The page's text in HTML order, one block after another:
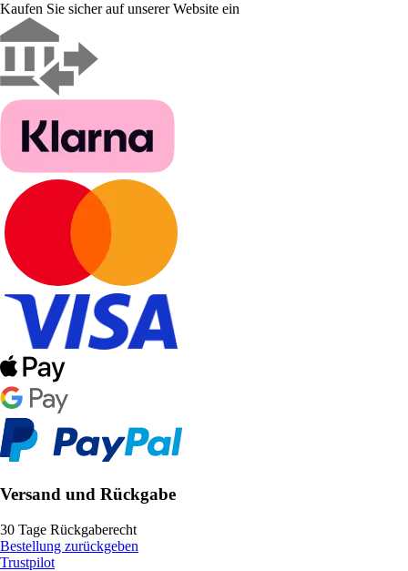
Kaufen Sie sicher auf unserer Website ein
Versand und Rückgabe
30 Tage Rückgaberecht
Bestellung zurückgeben
Trustpilot